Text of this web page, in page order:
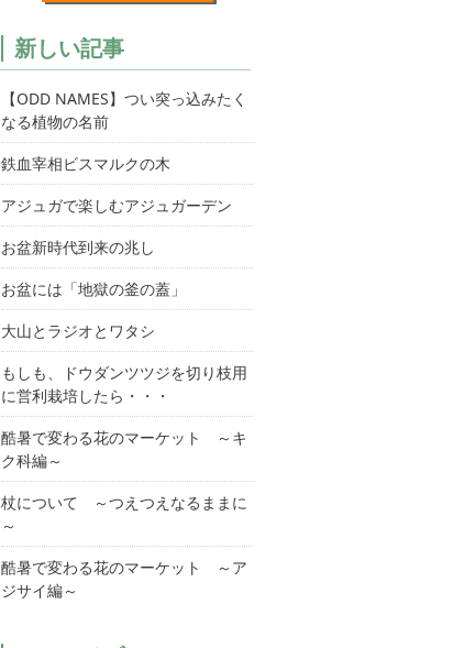
新しい記事
【ODD NAMES】つい突っ込みたく
なる植物の名前
鉄血宰相ビスマルクの木
アジュガで楽しむアジュガーデン
お盆新時代到来の兆し
お盆には「地獄の釜の蓋」
大山とラジオとワタシ
もしも、ドウダンツツジを切り枝用
に営利栽培したら・・・
酷暑で変わる花のマーケット ～キ
ク科編～
杖について ～つえつえなるままに
～
酷暑で変わる花のマーケット ～ア
ジサイ編～